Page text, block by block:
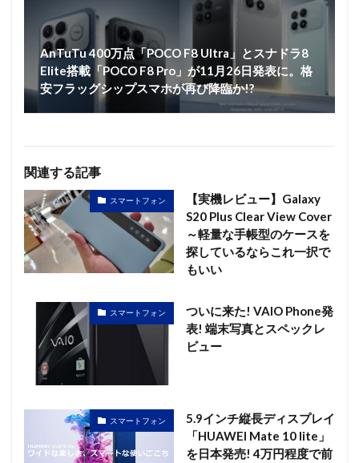
AnTuTu 400万点「POCO F8 Ultra」とスナドラ8
Elite搭載「POCO F8 Pro」が11月26日発表に。格
安フラッグシップスマホが再び降臨か!?
関連する記事
スマートフォン
【実機レビュー】Galaxy
S20 Plus Clear View Cover
～軽量な手帳型のケースを
探しているならこれ一択で
もいい
スマートフォン
ついに来た! VAIO Phone発
表! 端末写真とスペックレ
ビュー
スマートフォン
5.9インチ縦長ディスプレイ
「HUAWEI Mate 10 lite」
を日本発売! 4万円程度で前